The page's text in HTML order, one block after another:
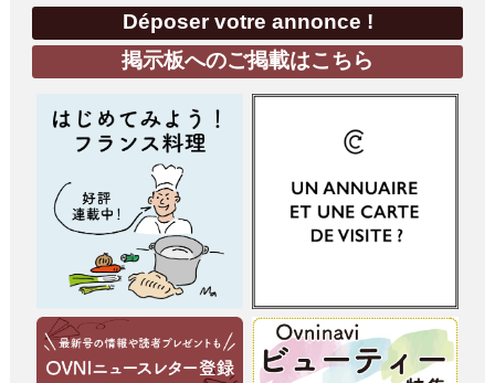
Déposer votre annonce !
掲示板へのご掲載はこちら